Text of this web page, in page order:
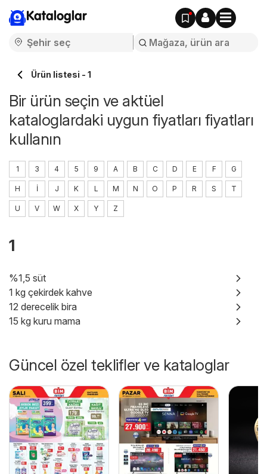
Kataloglar
Ürün listesi - 1
Bir ürün seçin ve aktüel
kataloglardaki uygun fiyatları fiyatları
kullanın
1 3 4 5 9 A B C D E F G
H I J K L M N O P R S T
U V W X Y Z
1
%1,5 süt
1 kg çekirdek kahve
12 derecelik bira
15 kg kuru mama
Güncel özel teklifler ve kataloglar